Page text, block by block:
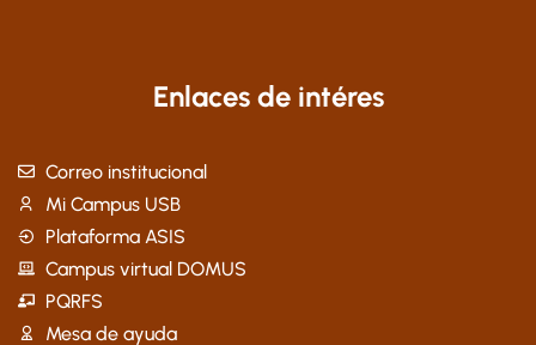
Enlaces de intéres
Correo institucional
Mi Campus USB
Plataforma ASIS
Campus virtual DOMUS
PQRFS
Mesa de ayuda